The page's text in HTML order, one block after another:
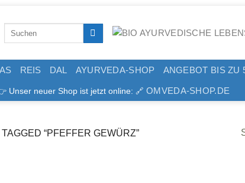
REIS DAL AYURVEDA-SHOP ANGEBOT BIS ZU
Unser neuer Shop ist jetzt online: 🔗 OMVEDA-SHOP.DE
“PFEFFER GEWÜRZ”